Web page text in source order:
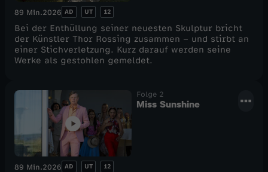
h
e
I
d
y
l
89 Min.2026 AD UT 12
Bei der Enthüllung seiner neuesten Skulptur bricht
der Künstler Thor Rossing zusammen – und stirbt an
einer Stichverletzung. Kurz darauf werden seine
Werke als gestohlen gemeldet.
Folge 2
Miss Sunshine
89 Min.2026 AD UT 12